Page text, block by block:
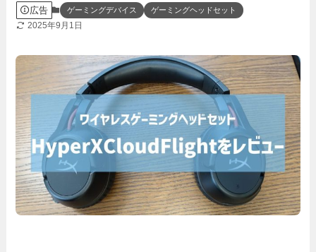
広告 ゲーミングデバイス ゲーミングヘッドセット
2025年9月1日